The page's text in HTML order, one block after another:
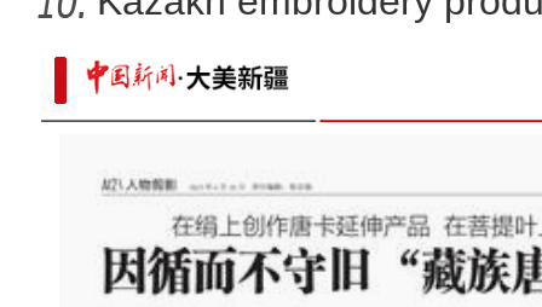
新疆温宿：连片油葵花盛
vil